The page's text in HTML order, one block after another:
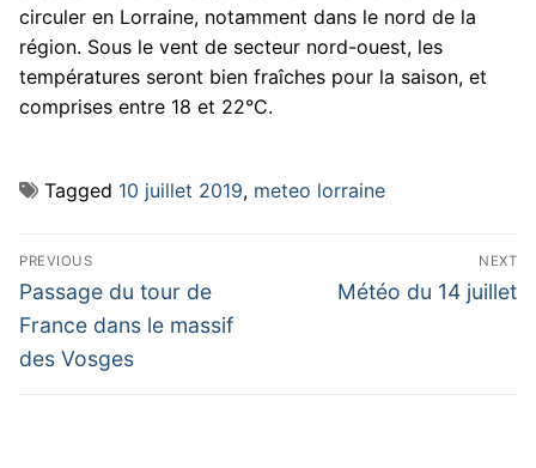
circuler en Lorraine, notamment dans le nord de la
région. Sous le vent de secteur nord-ouest, les
températures seront bien fraîches pour la saison, et
comprises entre 18 et 22°C.
Tagged 10 juillet 2019, meteo lorraine
Navigation
de
l’article
PREVIOUS
Previous
post:
Passage du tour de
France dans le massif
des Vosges
NEXT
Next
Météo du 14 juillet